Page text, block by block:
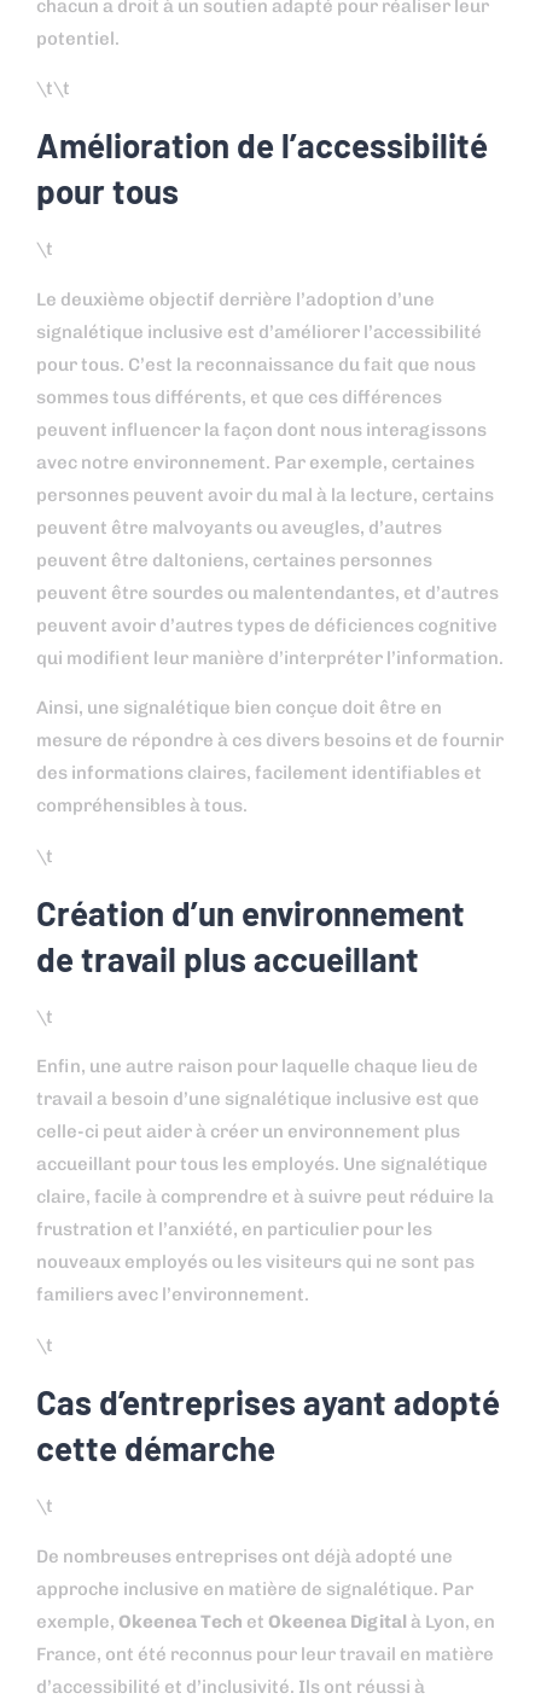
chacun a droit à un soutien adapté pour réaliser leur
potentiel.
\t\t
Amélioration de l’accessibilité
pour tous
\t
Le deuxième objectif derrière l’adoption d’une
signalétique inclusive est d’améliorer l’accessibilité
pour tous. C’est la reconnaissance du fait que nous
sommes tous différents, et que ces différences
peuvent influencer la façon dont nous interagissons
avec notre environnement. Par exemple, certaines
personnes peuvent avoir du mal à la lecture, certains
peuvent être malvoyants ou aveugles, d’autres
peuvent être daltoniens, certaines personnes
peuvent être sourdes ou malentendantes, et d’autres
peuvent avoir d’autres types de déficiences cognitive
qui modifient leur manière d’interpréter l’information.
Ainsi, une signalétique bien conçue doit être en
mesure de répondre à ces divers besoins et de fournir
des informations claires, facilement identifiables et
compréhensibles à tous.
\t
Création d’un environnement
de travail plus accueillant
\t
Enfin, une autre raison pour laquelle chaque lieu de
travail a besoin d’une signalétique inclusive est que
celle-ci peut aider à créer un environnement plus
accueillant pour tous les employés. Une signalétique
claire, facile à comprendre et à suivre peut réduire la
frustration et l’anxiété, en particulier pour les
nouveaux employés ou les visiteurs qui ne sont pas
familiers avec l’environnement.
\t
Cas d’entreprises ayant adopté
cette démarche
\t
De nombreuses entreprises ont déjà adopté une
approche inclusive en matière de signalétique. Par
exemple, Okeenea Tech et Okeenea Digital à Lyon, en
France, ont été reconnus pour leur travail en matière
d’accessibilité et d’inclusivité. Ils ont réussi à